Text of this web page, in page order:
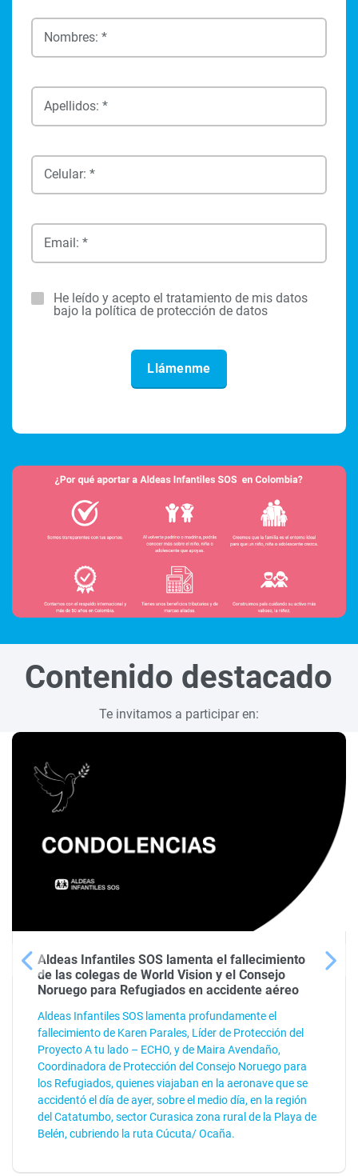
Nombres: *
Apellidos: *
Celular: *
Email: *
He leído y acepto el tratamiento de mis datos
bajo la política de protección de datos
Contenido destacado
Te invitamos a participar en:
Aldeas Infantiles SOS lamenta el fallecimiento
de las colegas de World Vision y el Consejo
Noruego para Refugiados en accidente aéreo
Aldeas Infantiles SOS lamenta profundamente el
fallecimiento de Karen Parales, Líder de Protección del
Proyecto A tu lado – ECHO, y de Maira Avendaño,
Coordinadora de Protección del Consejo Noruego para
los Refugiados, quienes viajaban en la aeronave que se
accidentó el día de ayer, sobre el medio día, en la región
del Catatumbo, sector Curasica zona rural de la Playa de
Belén, cubriendo la ruta Cúcuta/ Ocaña.